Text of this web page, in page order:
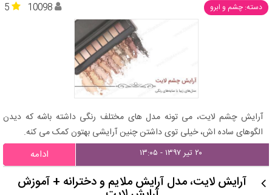
دسته: چشم و ابرو 5 10098
آرایش چشم لایت، می تونه مدل های مختلف رنگی داشته باشه که دیدن
الگوهای ساده اش، خیلی توی داشتن چنین آرایشی بهتون کمک می کنه.
۲۰ تیر ۱۳۹۷ - ۱۳:۰۵ ادامه
آرایش لایت، مدل آرایش ملایم و دخترانه + آموزش